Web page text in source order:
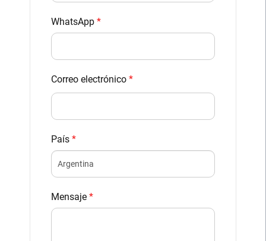
WhatsApp *
Correo electrónico *
País *
Mensaje *